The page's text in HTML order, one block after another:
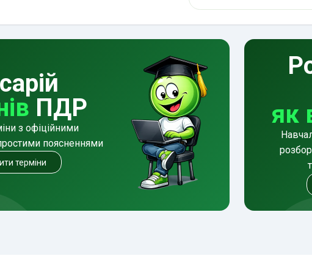
ПДР
з офіційними
поясненнями
терміни
як